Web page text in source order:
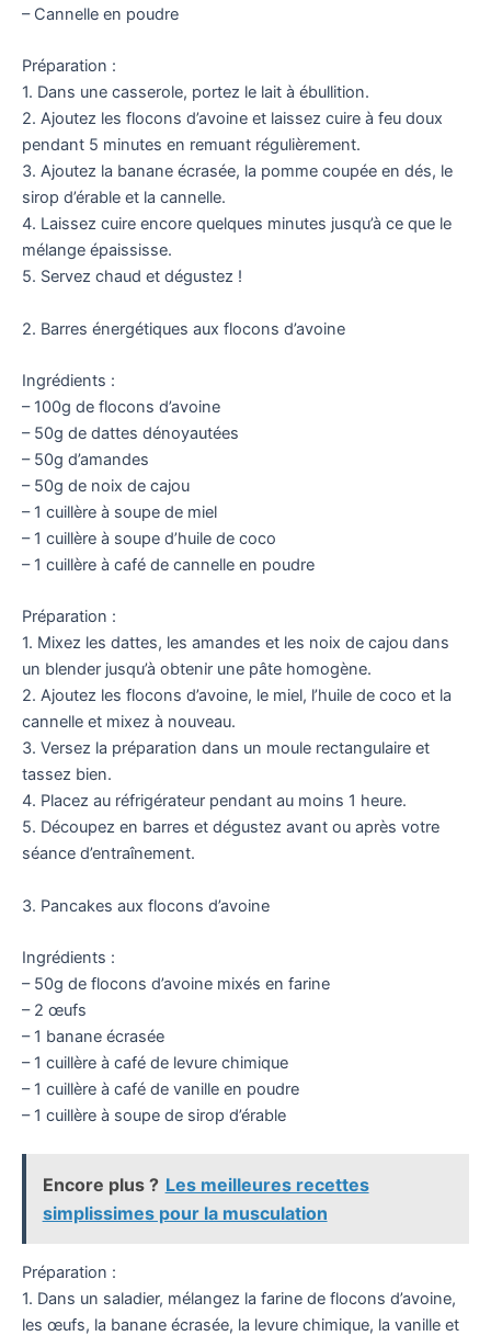
– Cannelle en poudre
Préparation :
1. Dans une casserole, portez le lait à ébullition.
2. Ajoutez les flocons d’avoine et laissez cuire à feu doux
pendant 5 minutes en remuant régulièrement.
3. Ajoutez la banane écrasée, la pomme coupée en dés, le
sirop d’érable et la cannelle.
4. Laissez cuire encore quelques minutes jusqu’à ce que le
mélange épaississe.
5. Servez chaud et dégustez !
2. Barres énergétiques aux flocons d’avoine
Ingrédients :
– 100g de flocons d’avoine
– 50g de dattes dénoyautées
– 50g d’amandes
– 50g de noix de cajou
– 1 cuillère à soupe de miel
– 1 cuillère à soupe d’huile de coco
– 1 cuillère à café de cannelle en poudre
Préparation :
1. Mixez les dattes, les amandes et les noix de cajou dans
un blender jusqu’à obtenir une pâte homogène.
2. Ajoutez les flocons d’avoine, le miel, l’huile de coco et la
cannelle et mixez à nouveau.
3. Versez la préparation dans un moule rectangulaire et
tassez bien.
4. Placez au réfrigérateur pendant au moins 1 heure.
5. Découpez en barres et dégustez avant ou après votre
séance d’entraînement.
3. Pancakes aux flocons d’avoine
Ingrédients :
– 50g de flocons d’avoine mixés en farine
– 2 œufs
– 1 banane écrasée
– 1 cuillère à café de levure chimique
– 1 cuillère à café de vanille en poudre
– 1 cuillère à soupe de sirop d’érable
Encore plus ? Les meilleures recettes
simplissimes pour la musculation
Préparation :
1. Dans un saladier, mélangez la farine de flocons d’avoine,
les œufs, la banane écrasée, la levure chimique, la vanille et